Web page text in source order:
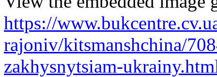
https://
rajoniv/kitsmanshchina/
zakhysnytsiam-